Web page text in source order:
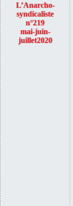
L’Anarcho-
syndicaliste
n°219
mai-juin-
juillet2020